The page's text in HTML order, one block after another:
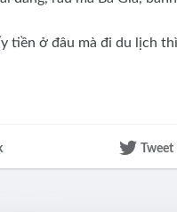
tiền ở đâu mà đi du lịch
Tweet